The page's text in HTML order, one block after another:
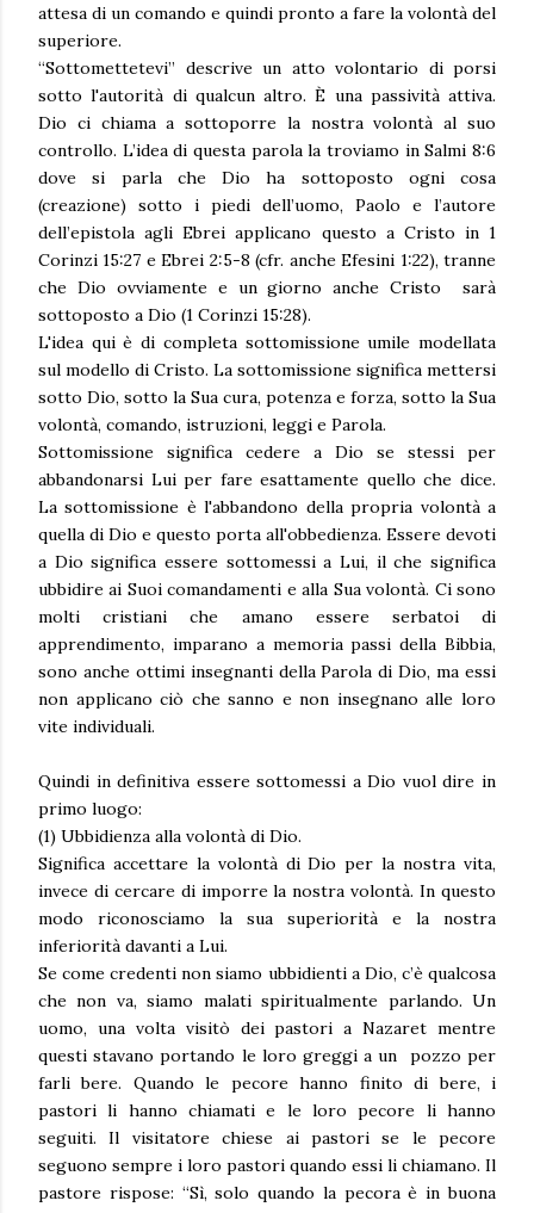
attesa di un comando e quindi pronto a fare la volontà del
superiore.
“Sottomettetevi” descrive un atto volontario di porsi
sotto l'autorità di qualcun altro. È una passività attiva.
Dio ci chiama a sottoporre la nostra volontà al suo
controllo. L’idea di questa parola la troviamo in Salmi 8:6
dove si parla che Dio ha sottoposto ogni cosa
(creazione) sotto i piedi dell’uomo, Paolo e l’autore
dell’epistola agli Ebrei applicano questo a Cristo in 1
Corinzi 15:27 e Ebrei 2:5-8 (cfr. anche Efesini 1:22), tranne
che Dio ovviamente e un giorno anche Cristo sarà
sottoposto a Dio (1 Corinzi 15:28).
L'idea qui è di completa sottomissione umile modellata
sul modello di Cristo. La sottomissione significa mettersi
sotto Dio, sotto la Sua cura, potenza e forza, sotto la Sua
volontà, comando, istruzioni, leggi e Parola.
Sottomissione significa cedere a Dio se stessi per
abbandonarsi Lui per fare esattamente quello che dice.
La sottomissione è l'abbandono della propria volontà a
quella di Dio e questo porta all'obbedienza. Essere devoti
a Dio significa essere sottomessi a Lui, il che significa
ubbidire ai Suoi comandamenti e alla Sua volontà. Ci sono
molti cristiani che amano essere serbatoi di
apprendimento, imparano a memoria passi della Bibbia,
sono anche ottimi insegnanti della Parola di Dio, ma essi
non applicano ciò che sanno e non insegnano alle loro
vite individuali.
Quindi in definitiva essere sottomessi a Dio vuol dire in
primo luogo:
(1) Ubbidienza alla volontà di Dio.
Significa accettare la volontà di Dio per la nostra vita,
invece di cercare di imporre la nostra volontà. In questo
modo riconosciamo la sua superiorità e la nostra
inferiorità davanti a Lui.
Se come credenti non siamo ubbidienti a Dio, c’è qualcosa
che non va, siamo malati spiritualmente parlando. Un
uomo, una volta visitò dei pastori a Nazaret mentre
questi stavano portando le loro greggi a un pozzo per
farli bere. Quando le pecore hanno finito di bere, i
pastori li hanno chiamati e le loro pecore li hanno
seguiti. Il visitatore chiese ai pastori se le pecore
seguono sempre i loro pastori quando essi li chiamano. Il
pastore rispose: “Sì, solo quando la pecora è in buona